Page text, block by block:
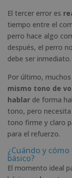
El tercer error es
tiempo entre el
perro hace algo
después, el perro
debe ser inmediato.
Por último,
mismo tono de
hablar de forma
tono, pero
tono firme y claro
para el refuerzo.
¿Cuándo y
básico?
El momento ideal